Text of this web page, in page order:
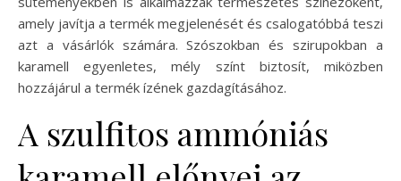
amely javítja a termék megjelenését és csalogatóbbá teszi
azt a vásárlók számára. Szószokban és szirupokban a
karamell egyenletes, mély színt biztosít, miközben
hozzájárul a termék ízének gazdagításához.
A szulfitos ammóniás